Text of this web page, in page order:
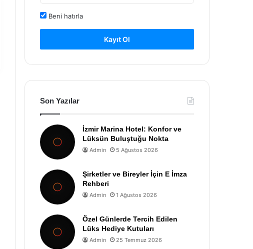
Beni hatırla
Kayıt Ol
Son Yazılar
İzmir Marina Hotel: Konfor ve
Lüksün Buluştuğu Nokta
Admin 5 Ağustos 2026
Şirketler ve Bireyler İçin E İmza
Rehberi
Admin 1 Ağustos 2026
Özel Günlerde Tercih Edilen
Lüks Hediye Kutuları
Admin 25 Temmuz 2026